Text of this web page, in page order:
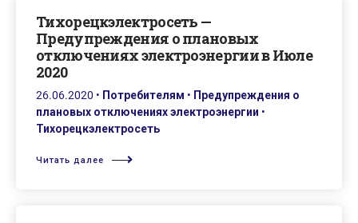
Тихорецкэлектросеть —
Предупреждения о плановых
отключениях электроэнергии в Июле
2020
26.06.2020 • Потребителям • Предупреждения о
плановых отключениях электроэнергии •
Тихорецкэлектросеть
Читать далее